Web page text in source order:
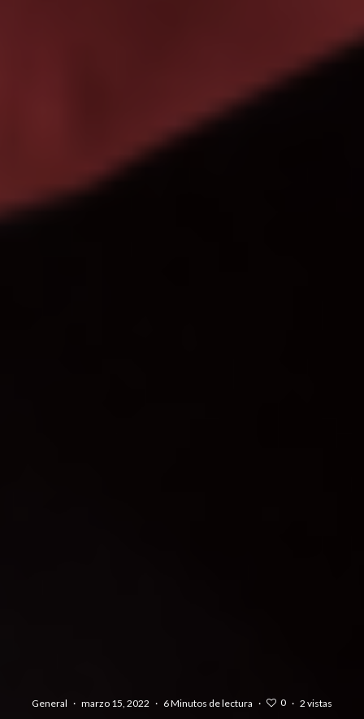
General · marzo 15, 2022 · 6 Minutos de lectura · 0 · 2 vistas